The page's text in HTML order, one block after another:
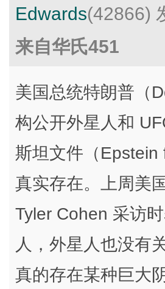
Edwards(42866)
来自华氏451
美国总统特朗普（
构公开外星人和
斯坦文件（Epstein
真实存在。上周美
Tyler Cohen 采访
人，外星人也没有
真的存在某种巨大